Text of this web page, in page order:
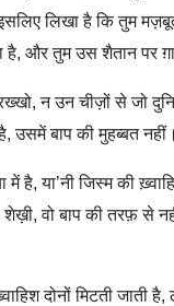
लिखा है कि तुम
है, और तुम उस शैतान पर
न उन चीज़ों से जो
उसमें बाप की मुहब्बत नहीं।
में है, या’नी जिस्म की
शेख़ी, वो बाप की तरफ़ से
दोनों मिटती जाती